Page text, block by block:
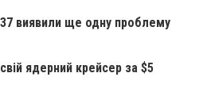
виявили ще одну проблему
ядерний крейсер за $5